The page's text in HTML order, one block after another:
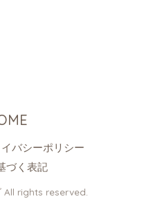
バシーポリシー
づく表記
All rights reserved.